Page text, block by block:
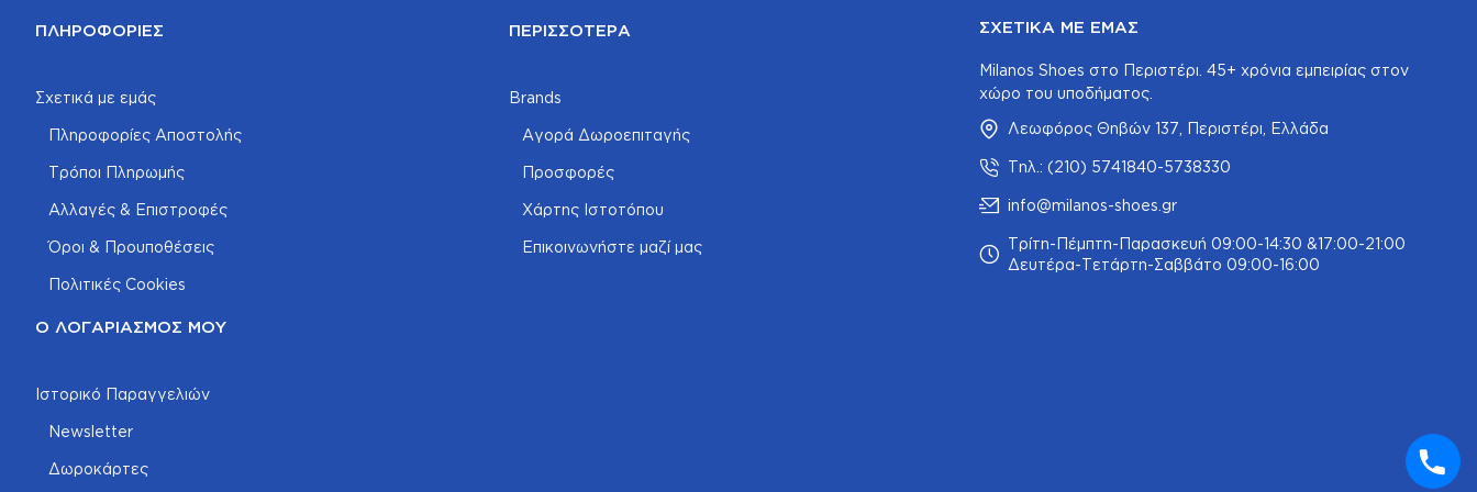
ΠΛΗΡΟΦΟΡΊΕΣ
Σχετικά με εμάς
Πληροφορίες Αποστολής
Τρόποι Πληρωμής
Αλλαγές & Επιστροφές
Όροι & Προυποθέσεις
Πολιτικές Cookies
ΠΕΡΙΣΣΌΤΕΡΑ
Brands
Αγορά Δωροεπιταγής
Προσφορές
Χάρτης Ιστοτόπου
Επικοινωνήστε μαζί μας
Ο ΛΟΓΑΡΙΑΣΜΌΣ ΜΟΥ
Ιστορικό Παραγγελιών
Newsletter
Δωροκάρτες
ΣΧΕΤΙΚΆ ΜΕ ΕΜΆΣ
Milanos Shoes στο Περιστέρι. 45+ χρόνια εμπειρίας στον
χώρο του υποδήματος.
Λεωφόρος Θηβών 137, Περιστέρι, Ελλάδα
Τηλ.: (210) 5741840-5738330
info@milanos-shoes.gr
Τρίτη-Πέμπτη-Παρασκευή 09:00-14:30 &17:00-21:00
Δευτέρα-Τετάρτη-Σαββάτο 09:00-16:00